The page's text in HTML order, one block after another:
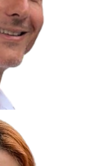
môžu byť používané
používateľský zážitok.
služby podľa toho, čo
ktoré typy
cookies na vašom
pre prevádzku tejto